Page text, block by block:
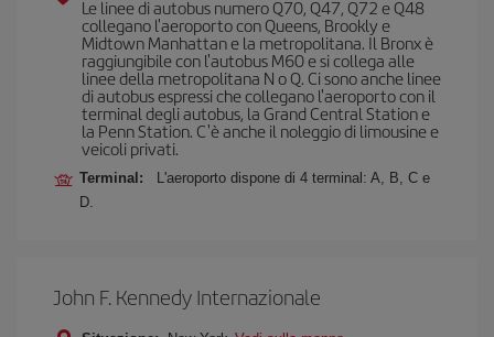
Le linee di autobus numero Q70, Q47, Q72 e Q48
collegano l'aeroporto con Queens, Brookly e
Midtown Manhattan e la metropolitana. Il Bronx è
raggiungibile con l'autobus M60 e si collega alle
linee della metropolitana N o Q. Ci sono anche linee
di autobus espressi che collegano l'aeroporto con il
terminal degli autobus, la Grand Central Station e
la Penn Station. C'è anche il noleggio di limousine e
veicoli privati.
Terminal:
L'aeroporto dispone di 4 terminal: A, B, C e
D.
John F. Kennedy Internazionale